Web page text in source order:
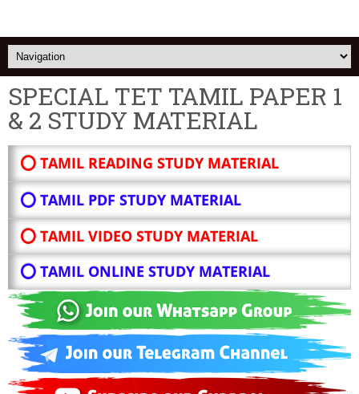
SPECIAL TET TAMIL PAPER 1
& 2 STUDY MATERIAL
⭕ TAMIL READING STUDY MATERIAL
⭕ TAMIL PDF STUDY MATERIAL
⭕ TAMIL VIDEO STUDY MATERIAL
⭕ TAMIL ONLINE STUDY MATERIAL